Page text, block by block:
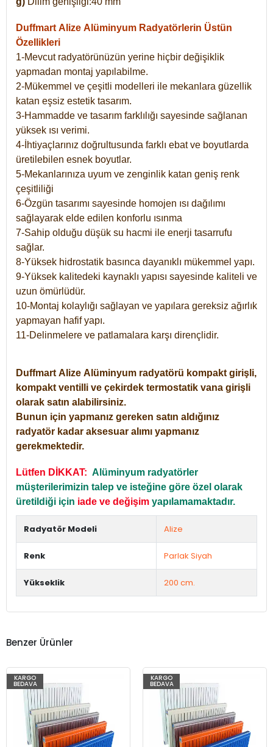
Duffmart Alize Alüminyum Radyatörlerin Üstün
Özellikleri
1-Mevcut radyatörünüzün yerine hiçbir değişiklik
yapmadan montaj yapılabilme.
2-Mükemmel ve çeşitli modelleri ile mekanlara güzellik
katan eşsiz estetik tasarım.
3-Hammadde ve tasarım farklılığı sayesinde sağlanan
yüksek ısı verimi.
4-İhtiyaçlarınız doğrultusunda farklı ebat ve boyutlarda
üretilebilen esnek boyutlar.
5-Mekanlarınıza uyum ve zenginlik katan geniş renk
çeşitliliği
6-Özgün tasarımı sayesinde homojen ısı dağılımı
sağlayarak elde edilen konforlu ısınma
7-Sahip olduğu düşük su hacmi ile enerji tasarrufu
sağlar.
8-Yüksek hidrostatik basınca dayanıklı mükemmel yapı.
9-Yüksek kalitedeki kaynaklı yapısı sayesinde kaliteli ve
uzun ömürlüdür.
10-Montaj kolaylığı sağlayan ve yapılara gereksiz ağırlık
yapmayan hafif yapı.
11-Delinmelere ve patlamalara karşı dirençlidir.
Duffmart Alize Alüminyum radyatörü kompakt girişli,
kompakt ventilli ve çekirdek termostatik vana girişli
olarak satın alabilirsiniz.
Bunun için yapmanız gereken satın aldığınız
radyatör kadar aksesuar alımı yapmanız
gerekmektedir.
Lütfen DİKKAT: Alüminyum radyatörler
müşterilerimizin talep ve isteğine göre özel olarak
üretildiği için iade ve değişim yapılamamaktadır.
Radyatör Modeli Alize
Renk Parlak Siyah
Yükseklik 200 cm.
Benzer Ürünler
KARGO
BEDAVA
KARGO
BEDAVA